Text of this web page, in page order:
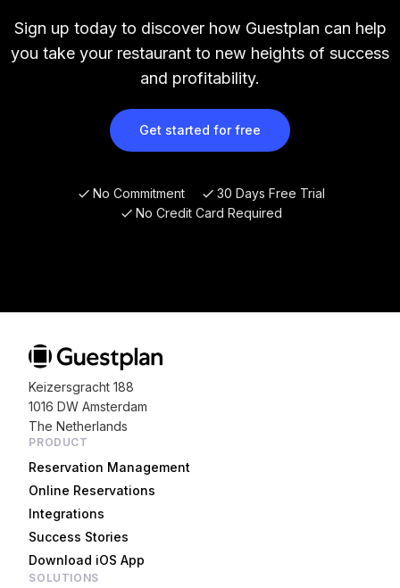
Sign up today to discover how Guestplan can help
you take your restaurant to new heights of success
and profitability.
Get started for free
No Commitment
30 Days Free Trial
No Credit Card Required
Keizersgracht 188
1016 DW Amsterdam
The Netherlands
PRODUCT
Reservation Management
Online Reservations
Integrations
Success Stories
Download iOS App
SOLUTIONS